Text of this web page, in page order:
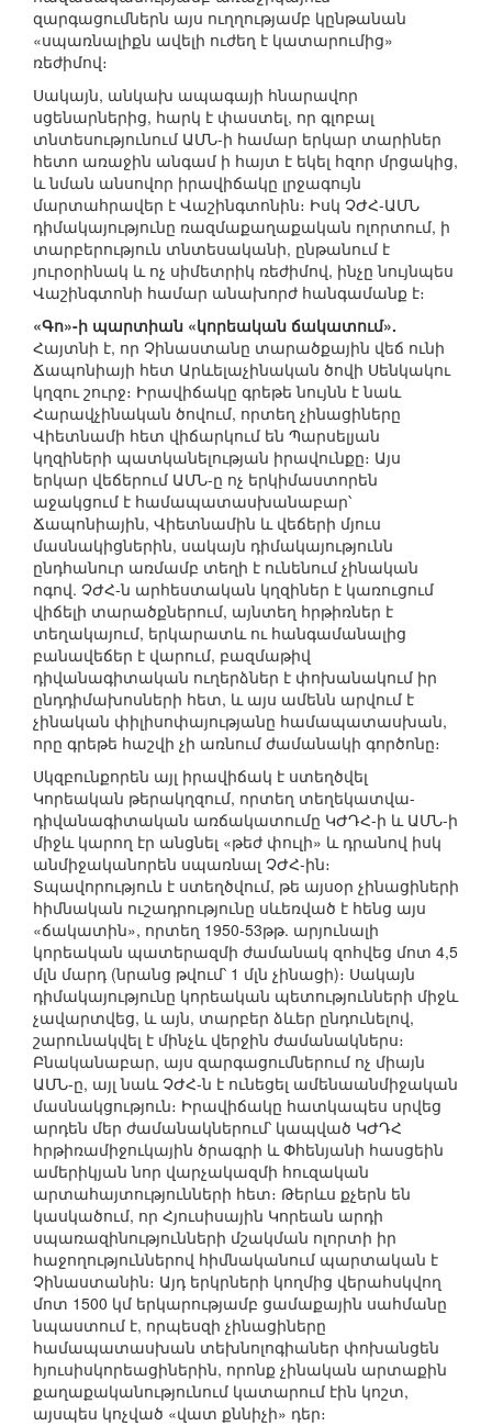
զարգացումներն այս ուղղությամբ կընթանան
«սպառնալիքն ավելի ուժեղ է կատարումից»
ռեժիմով։
Սակայն, անկախ ապագայի հնարավոր
սցենարներից, հարկ է փաստել, որ գլոբալ
տնտեսությունում ԱՄՆ-ի համար երկար տարիներ
հետո առաջին անգամ ի հայտ է եկել հզոր մրցակից,
և նման անսովոր իրավիճակը լրջագույն
մարտահրավեր է Վաշինգտոնին։ Իսկ ՉԺՀ-ԱՄՆ
դիմակայությունը ռազմաքաղաքական ոլորտում, ի
տարբերություն տնտեսականի, ընթանում է
յուրօրինակ և ոչ սիմետրիկ ռեժիմով, ինչը նույնպես
Վաշինգտոնի համար անախորժ հանգամանք է։
«Գո»-ի պարտիան «կորեական ճակատում».
Հայտնի է, որ Չինաստանը տարածքային վեճ ունի
Ճապոնիայի հետ Արևելաչինական ծովի Սենկակու
կղզու շուրջ։ Իրավիճակը գրեթե նույնն է նաև
Հարավչինական ծովում, որտեղ չինացիները
Վիետնամի հետ վիճարկում են Պարսելյան
կղզիների պատկանելության իրավունքը։ Այս
երկար վեճերում ԱՄՆ-ը ոչ երկիմաստորեն
աջակցում է համապատասխանաբար՝
Ճապոնիային, Վիետնամին և վեճերի մյուս
մասնակիցներին, սակայն դիմակայությունն
ընդհանուր առմամբ տեղի է ունենում չինական
ոգով. ՉԺՀ-ն արհեստական կղզիներ է կառուցում
վիճելի տարածքներում, այնտեղ հրթիռներ է
տեղակայում, երկարատև ու հանգամանալից
բանավեճեր է վարում, բազմաթիվ
դիվանագիտական ուղերձներ է փոխանակում իր
ընդդիմախոսների հետ, և այս ամենն արվում է
չինական փիլիսոփայությանը համապատասխան,
որը գրեթե հաշվի չի առնում ժամանակի գործոնը։
Սկզբունքորեն այլ իրավիճակ է ստեղծվել
Կորեական թերակղզում, որտեղ տեղեկատվա-
դիվանագիտական առճակատումը ԿԺԴՀ-ի և ԱՄՆ-ի
միջև կարող էր անցնել «թեժ փուլի» և դրանով իսկ
անմիջականորեն սպառնալ ՉԺՀ-ին։
Տպավորություն է ստեղծվում, թե այսօր չինացիների
հիմնական ուշադրությունը սևեռված է հենց այս
«ճակատին», որտեղ 1950-53թթ. արյունալի
կորեական պատերազմի ժամանակ զոհվեց մոտ 4,5
մլն մարդ (նրանց թվում՝ 1 մլն չինացի)։ Սակայն
դիմակայությունը կորեական պետությունների միջև
չավարտվեց, և այն, տարբեր ձևեր ընդունելով,
շարունակվել է մինչև վերջին ժամանակներս։
Բնականաբար, այս զարգացումներում ոչ միայն
ԱՄՆ-ը, այլ նաև ՉԺՀ-ն է ունեցել ամենաանմիջական
մասնակցություն։ Իրավիճակը հատկապես սրվեց
արդեն մեր ժամանակներում՝ կապված ԿԺԴՀ
հրթիռամիջուկային ծրագրի և Փհենյանի հասցեին
ամերիկյան նոր վարչակազմի հուզական
արտահայտությունների հետ։ Թերևս քչերն են
կասկածում, որ Հյուսիսային Կորեան արդի
սպառազինությունների մշակման ոլորտի իր
հաջողություններով հիմնականում պարտական է
Չինաստանին։ Այդ երկրների կողմից վերահսկվող
մոտ 1500 կմ երկարությամբ ցամաքային սահմանը
նպաստում է, որպեսզի չինացիները
համապատասխան տեխնոլոգիաներ փոխանցեն
հյուսիսկորեացիներին, որոնք չինական արտաքին
քաղաքականությունում կատարում էին կոշտ,
այսպես կոչված «վատ քննիչի» դեր։